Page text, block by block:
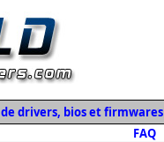
drivers, bios et firmwares
FAQ